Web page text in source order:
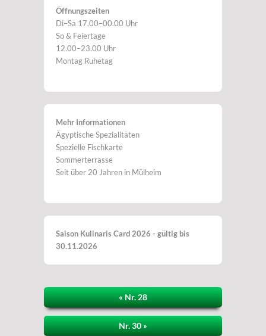
Öffnungszeiten
Di–Sa 17.00–00.00 Uhr
So & Feiertage
12.00–23.00 Uhr
Montag Ruhetag
Mehr Informationen
Ägyptische Spezialitäten
Spezielle Fischkarte
Sommerterrasse
Seit über 20 Jahren in Mülheim
Saison Kulinaris Card 2026 - gültig bis
30.11.2026
« Nr. 28
Nr. 30 »